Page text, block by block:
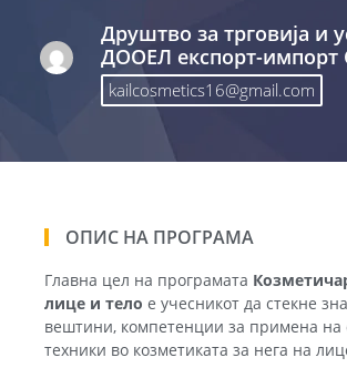
Друштво за трговија и
ДООЕЛ експорт-импорт
kailcosmetics16@gmail.com
ОПИС НА ПРОГРАМА
Главна цел на програмата
лице и тело е учесникот да стекне
вештини, компетенции за примена на
техники во козметиката за нега на